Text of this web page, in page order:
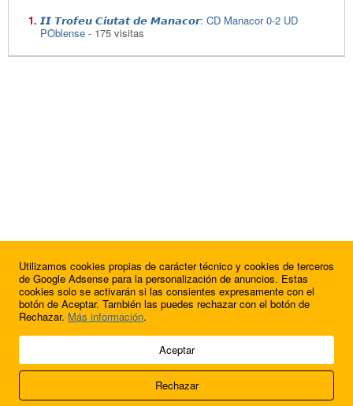
𝙄𝙄 𝙏𝙧𝙤𝙛𝙚𝙪 𝘾𝙞𝙪𝙩𝙖𝙩 𝙙𝙚 𝙈𝙖𝙣𝙖𝙘𝙤𝙧: CD Manacor 0-2 UD
POblense - 175 visitas
© 2009 - 2026 Soluciones Corporativas IP, SL.
Acerca de nosotros
FútbolBalear
Utilizamos cookies propias de carácter técnico y cookies de terceros
de Google Adsense para la personalización de anuncios. Estas
cookies solo se activarán si las consientes expresamente con el
botón de Aceptar. También las puedes rechazar con el botón de
Rechazar. Más información.
Aceptar
Rechazar